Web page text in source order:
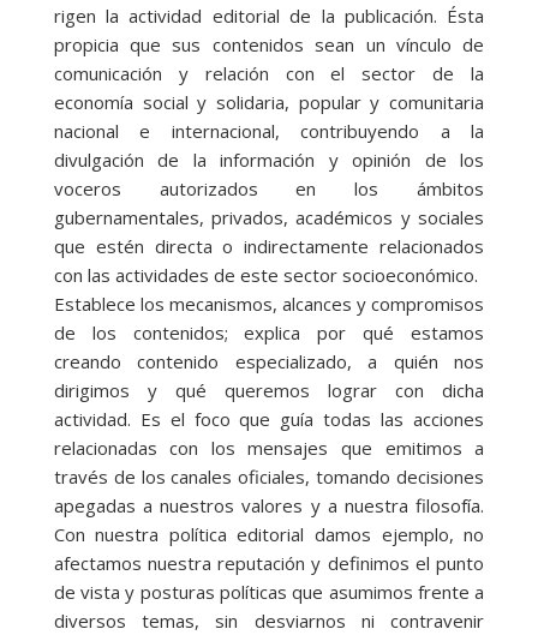
rigen la actividad editorial de la publicación. Ésta
propicia que sus contenidos sean un vínculo de
comunicación y relación con el sector de la
economía social y solidaria, popular y comunitaria
nacional e internacional, contribuyendo a la
divulgación de la información y opinión de los
voceros autorizados en los ámbitos
gubernamentales, privados, académicos y sociales
que estén directa o indirectamente relacionados
con las actividades de este sector socioeconómico.
Establece los mecanismos, alcances y compromisos
de los contenidos; explica por qué estamos
creando contenido especializado, a quién nos
dirigimos y qué queremos lograr con dicha
actividad. Es el foco que guía todas las acciones
relacionadas con los mensajes que emitimos a
través de los canales oficiales, tomando decisiones
apegadas a nuestros valores y a nuestra filosofía.
Con nuestra política editorial damos ejemplo, no
afectamos nuestra reputación y definimos el punto
de vista y posturas políticas que asumimos frente a
diversos temas, sin desviarnos ni contravenir